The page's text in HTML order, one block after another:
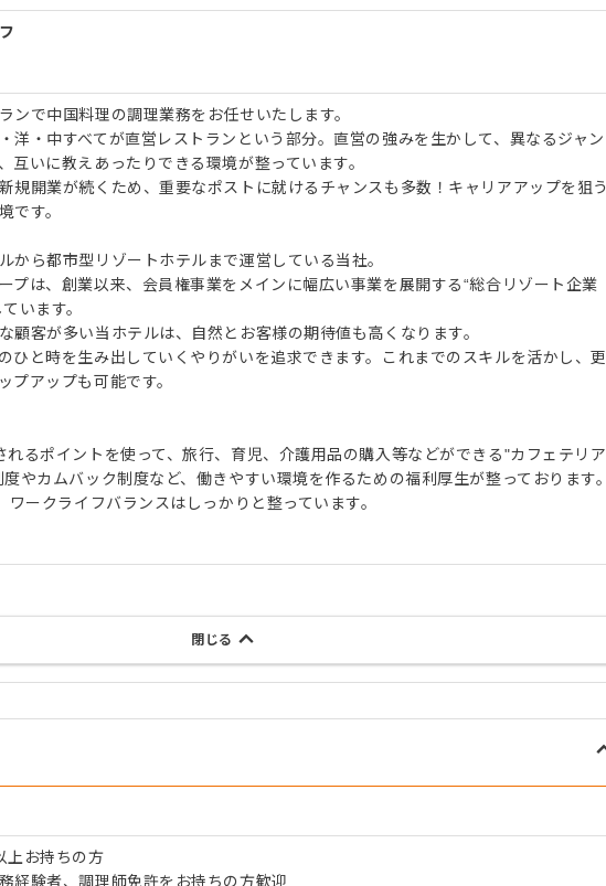
ンで中国料理の調理業務をお任せいたします。
洋・中すべてが直営レストランという部分。直営の強みを生かして、異なるジャン
互いに教えあったりできる環境が整っています。
規開業が続くため、重要なポストに就けるチャンスも多数！キャリアアップを狙う
です。
から都市型リゾートホテルまで運営している当社。
プは、創業以来、会員権事業をメインに幅広い事業を展開する“総合リゾート企業
います。
顧客が多い当ホテルは、自然とお客様の期待値も高くなります。
ひと時を生み出していくやりがいを追求できます。これまでのスキルを活かし、更
プアップも可能です。
れるポイントを使って、旅行、育児、介護用品の購入等などができる"カフェテリア
やカムバック制度など、働きやすい環境を作るための福利厚生が整っております。
ークライフバランスはしっかりと整っています。
閉じる
上お持ちの方
経験者、調理師免許をお持ちの方歓迎